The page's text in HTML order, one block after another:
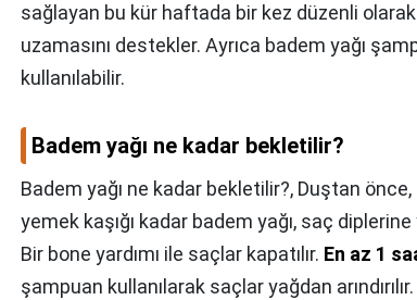
sağlayan bu kür haftada bir kez düzenli olarak
uzamasını destekler. Ayrıca badem yağı
kullanılabilir.
Badem yağı ne kadar bekletilir?
Badem yağı ne kadar bekletilir?, Duştan
yemek kaşığı kadar badem yağı, saç
Bir bone yardımı ile saçlar kapatılır. En az 1
şampuan kullanılarak saçlar yağdan arındırılır.